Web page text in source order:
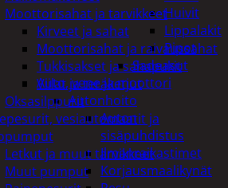
Huivit
Lippalakit
Pipot
Sadeasut
Auto, vene ja moottori
Autonhoito
Auton
sisäpuhdistus
Ilmanraikastimet
Korjausmaalikynät
Moottorisahat ja tarvikkeet
Kirveet ja sahat
Moottorisahat ja raivaussahat
Tukkisakset ja sahapukit
Viilat ja teräketjut
Oksasilppurit
vesiautomaatit ja
Letkut ja muut tarvikkeet
Muut pumput